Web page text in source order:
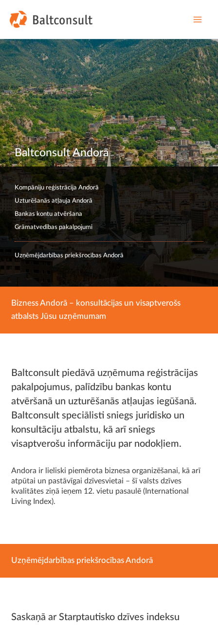
content
Baltconsult Andorā
Kompāniju reģistrācija Andorā
Uzturēšanās atļauja Andorā
Bankas kontu atvēršana
Grāmatvedības pakalpojumi
Uzņēmējdarbības priekšrocības Andorā
Bizness Andorā – konsultācijas un visaptverošs
atbalsts Jūsu uzņēmumam
Baltconsult piedāvā uzņēmuma reģistrācijas
pakalpojumus, palīdzību bankas kontu
atvēršanā un uzturēšanās atļaujas iegūšanā.
Baltconsult speciālisti sniegs juridisko un
konsultāciju atbalstu, kā arī sniegs
visaptverošu informāciju par nodokļiem.
Andora ir lieliski piemērota biznesa organizēšanai, kā arī
atpūtai un pastāvīgai dzīvesvietai – šī valsts dzīves
kvalitātes ziņā ieņem 12. vietu pasaulē (International
Living Index).
Uzņēmējdarbības priekšrocības Andorā
Saskaņā ar Starptautisko dzīves indeksu